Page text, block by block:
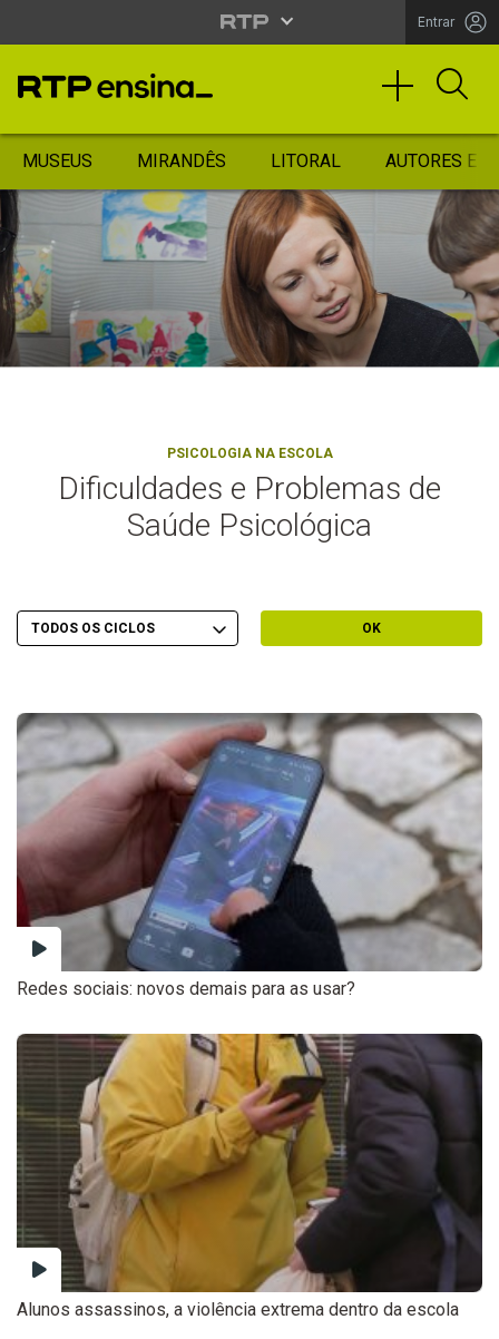
Entrar
MUSEUS MIRANDÊS LITORAL AUTORES
PSICOLOGIA NA ESCOLA
Dificuldades e Problemas de
Saúde Psicológica
Filtrar por Ciclo
Escolher Ciclo OK
Redes sociais: novos demais para as usar?
Alunos assassinos, a violência extrema dentro da escola